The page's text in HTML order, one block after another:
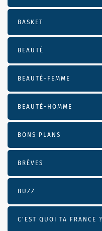
BASKET
BEAUTÉ
BEAUTÉ-FEMME
BEAUTÉ-HOMME
BONS PLANS
BRÈVES
BUZZ
C'EST QUOI TA FRANCE ?